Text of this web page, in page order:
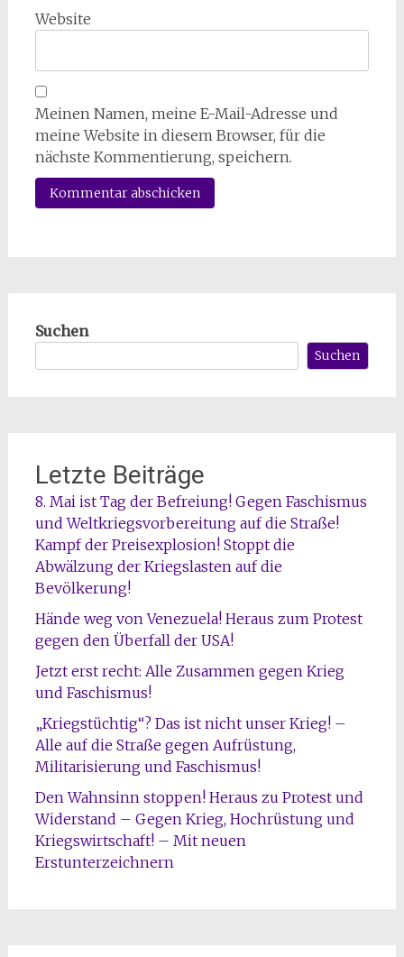
Website
Meinen Namen, meine E-Mail-Adresse und
meine Website in diesem Browser, für die
nächste Kommentierung, speichern.
Suchen
Suchen
Letzte Beiträge
8. Mai ist Tag der Befreiung! Gegen Faschismus
und Weltkriegsvorbereitung auf die Straße!
Kampf der Preisexplosion! Stoppt die
Abwälzung der Kriegslasten auf die
Bevölkerung!
Hände weg von Venezuela! Heraus zum Protest
gegen den Überfall der USA!
Jetzt erst recht: Alle Zusammen gegen Krieg
und Faschismus!
„Kriegstüchtig“? Das ist nicht unser Krieg! –
Alle auf die Straße gegen Aufrüstung,
Militarisierung und Faschismus!
Den Wahnsinn stoppen! Heraus zu Protest und
Widerstand – Gegen Krieg, Hochrüstung und
Kriegswirtschaft! – Mit neuen
Erstunterzeichnern